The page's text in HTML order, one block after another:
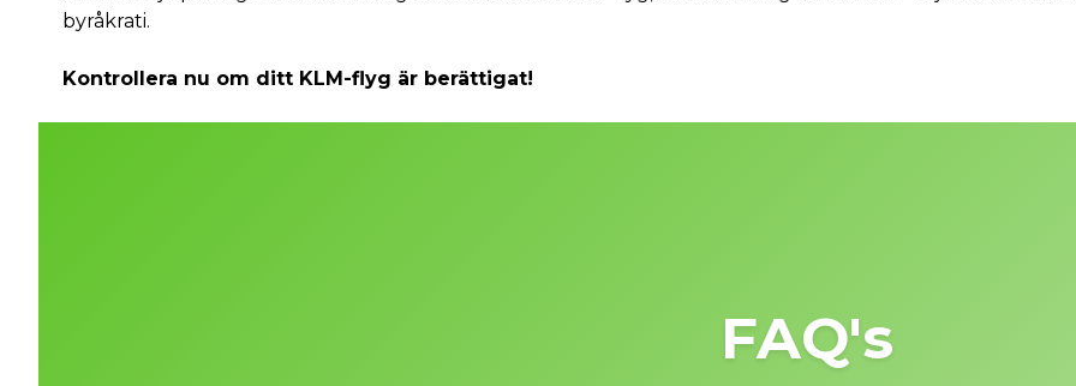
byråkrati.
Kontrollera nu om ditt KLM-flyg är berättigat!
FAQ's